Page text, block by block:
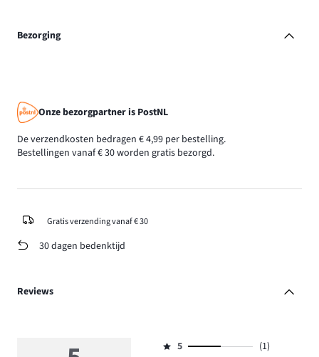
Bezorging
Onze bezorgpartner is PostNL
De verzendkosten bedragen € 4,99 per bestelling.
Bestellingen vanaf € 30 worden gratis bezorgd.
Gratis verzending vanaf € 30
30 dagen bedenktijd
Reviews
Beoordeling
5
(1)